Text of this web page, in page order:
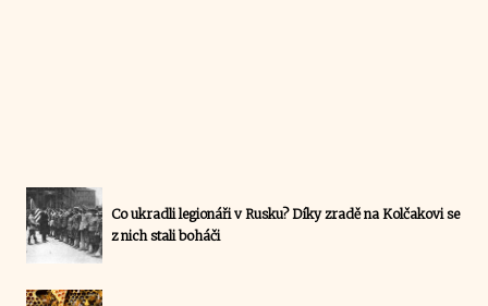
Co ukradli legionáři v Rusku? Díky zradě na Kolčakovi se
z nich stali boháči